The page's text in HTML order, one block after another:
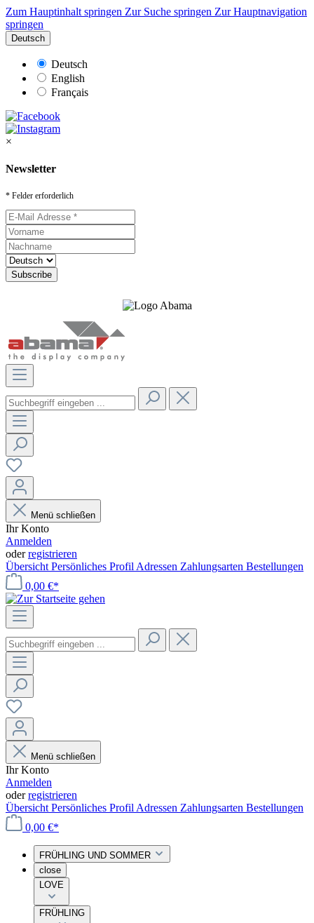
Zum Hauptinhalt springen Zur Suche springen Zur Hauptnavigation
springen
Deutsch
Deutsch
English
Français
×
Newsletter
* Felder erforderlich
Menü schließen
Ihr Konto
Anmelden
oderregistrieren
Übersicht Persönliches Profil Adressen Zahlungsarten Bestellungen
0,00 €*
Menü schließen
Ihr Konto
Anmelden
oderregistrieren
Übersicht Persönliches Profil Adressen Zahlungsarten Bestellungen
0,00 €*
FRÜHLING UND SOMMER
close
LOVE
FRÜHLING